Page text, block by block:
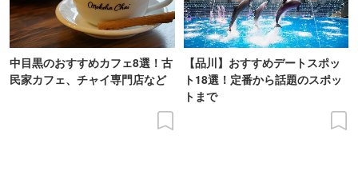
中目黒のおすすめカフェ8選！古
民家カフェ、チャイ専門店など
【品川】おすすめデートスポッ
ト18選！定番から話題のスポッ
トまで